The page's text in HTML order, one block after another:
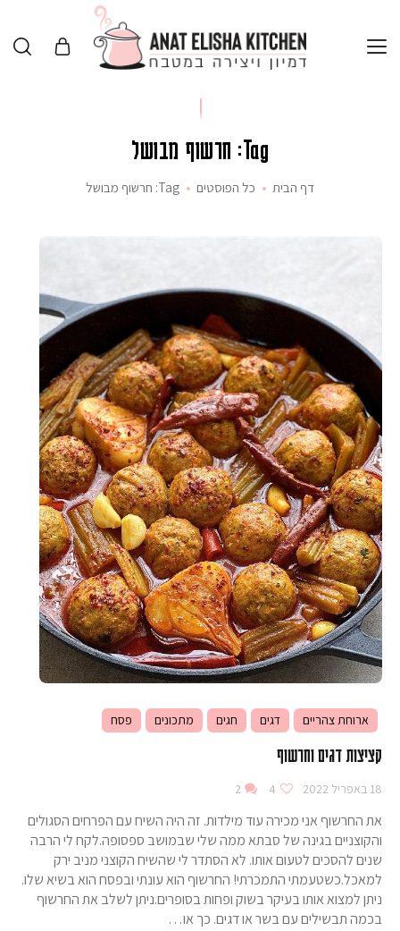
Tag: חרשוף מבושל
דף הבית כל הפוסטים Tag: חרשוף מבושל
ארוחת צהריים דגים חגים מתכונים פסח
קציצות דגים וחרשוף
18 באפריל 2022 4
2
את החרשוף אני מכירה עוד מילדות. זה היה השיח עם הפרחים הסגולים
והקוצניים בגינה של סבתא ממה שלי שבמושב ספסופה.לקח לי הרבה
שנים להסכים לטעום אותו. לא הסתדר לי שהשיח הקוצני מניב ירק
למאכל.כשטעמתי התמכרתי! החרשוף הוא עונתי ובפסח הוא בשיא שלו.
ניתן למצוא אותו בעיקר בשוק ופחות בסופרים.ניתן לשלב את החרשוף
בכמה תבשילים עם בשר או דגים. כך או…